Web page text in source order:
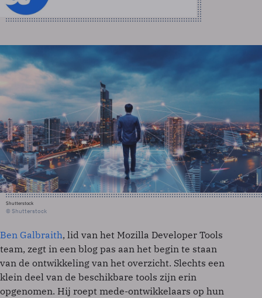
Shutterstock
© Shutterstock
Ben Galbraith, lid van het Mozilla Developer Tools
team, zegt in een blog pas aan het begin te staan
van de ontwikkeling van het overzicht. Slechts een
klein deel van de beschikbare tools zijn erin
opgenomen. Hij roept mede-ontwikkelaars op hun